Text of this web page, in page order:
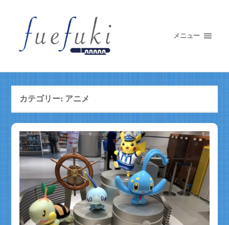
メニュー
カテゴリー: アニメ